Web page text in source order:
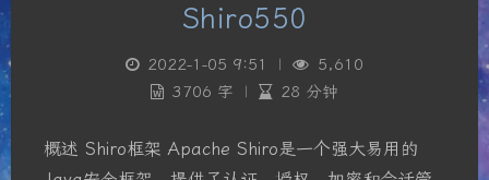
Shiro550
2022-1-05 9:51 |
5,610
3706 字
| 28 分钟
概述 Shiro框架 Apache Shiro是一个强大易用的